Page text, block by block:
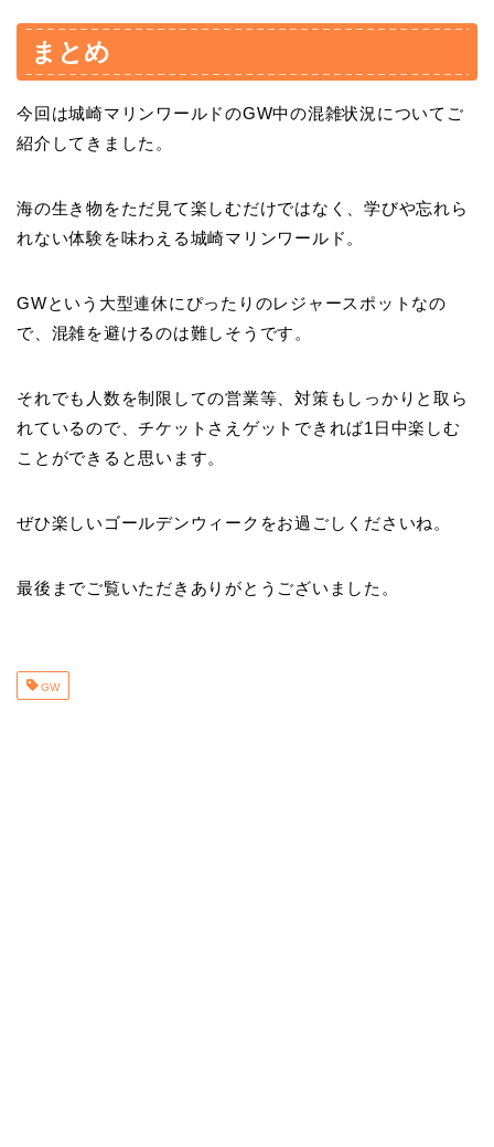
まとめ
今回は城崎マリンワールドのGW中の混雑状況についてご
紹介してきました。
海の生き物をただ見て楽しむだけではなく、学びや忘れら
れない体験を味わえる城崎マリンワールド。
GWという大型連休にぴったりのレジャースポットなの
で、混雑を避けるのは難しそうです。
それでも人数を制限しての営業等、対策もしっかりと取ら
れているので、チケットさえゲットできれば1日中楽しむ
ことができると思います。
ぜひ楽しいゴールデンウィークをお過ごしくださいね。
最後までご覧いただきありがとうございました。
GW